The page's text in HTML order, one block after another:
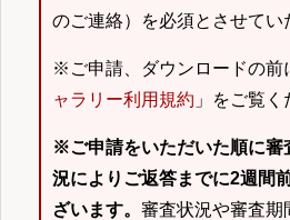
のご連絡）を必須とさせてい
※ご申請、ダウンロードの前
ャラリー利用規約 」をご覧く
※ご申請をいただいた順に審
況によりご返答までに2週間
ざいます。 審査状況や審査期